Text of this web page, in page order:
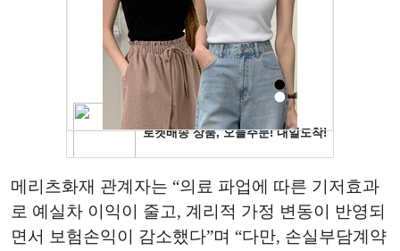
메리츠화재 관계자는 “의료 파업에 따른 기저효과
로 예실차 이익이 줄고, 계리적 가정 변동이 반영되
면서 보험손익이 감소했다”며 “다만, 손실부담계약